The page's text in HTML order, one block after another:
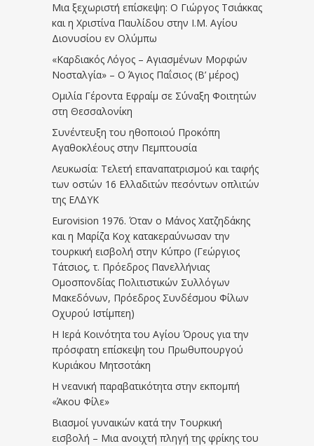
Μια ξεχωριστή επίσκεψη: Ο Γιώργος Τσιάκκας
και η Χριστίνα Παυλίδου στην Ι.Μ. Αγίου
Διονυσίου εν Ολύμπω
«Καρδιακός Λόγος – Αγιασμένων Μορφών
Νοσταλγία» – Ο Άγιος Παΐσιος (Β’ μέρος)
Ομιλία Γέροντα Εφραίμ σε Σύναξη Φοιτητών
στη Θεσσαλονίκη
Συνέντευξη του ηθοποιού Προκόπη
Αγαθοκλέους στην Πεμπτουσία
Λευκωσία: Τελετή επαναπατρισμού και ταφής
των οστών 16 Ελλαδιτών πεσόντων οπλιτών
της ΕΛΔΥΚ
Eurovision 1976. Όταν ο Μάνος Χατζηδάκης
και η Μαρίζα Κοχ κατακεραύνωσαν την
τουρκική εισβολή στην Κύπρο (Γεώργιος
Τάτσιος, τ. Πρόεδρος Πανελλήνιας
Ομοσπονδίας Πολιτιστικών Συλλόγων
Μακεδόνων, Πρόεδρος Συνδέσμου Φίλων
Οχυρού Ιστίμπεη)
Η Ιερά Κοινότητα του Αγίου Όρους για την
πρόσφατη επίσκεψη του Πρωθυπουργού
Κυριάκου Μητσοτάκη
Η νεανική παραβατικότητα στην εκπομπή
«Άκου Φίλε»
Βιασμοί γυναικών κατά την Τουρκική
εισβολή – Μια ανοιχτή πληγή της φρίκης του